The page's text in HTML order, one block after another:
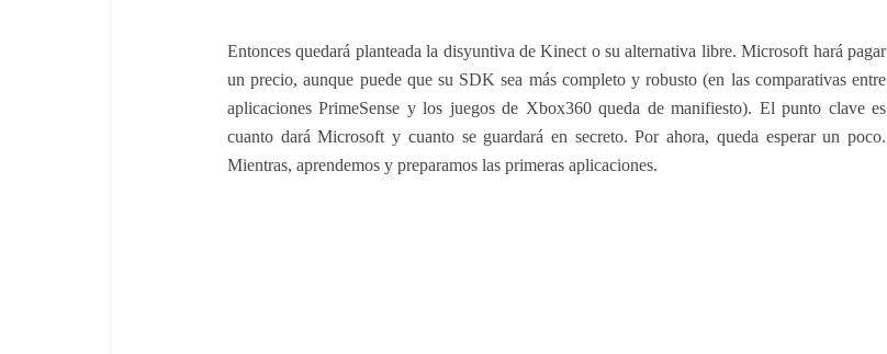
Entonces quedará planteada la disyuntiva de Kinect o su alternativa libre. Microsoft hará pagar
un precio, aunque puede que su SDK sea más completo y robusto (en las comparativas entre
aplicaciones PrimeSense y los juegos de Xbox360 queda de manifiesto). El punto clave es
cuanto dará Microsoft y cuanto se guardará en secreto. Por ahora, queda esperar un poco.
Mientras, aprendemos y preparamos las primeras aplicaciones.